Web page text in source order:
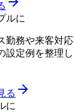
ルに
勤務や来客対
設定例を整理
る
に